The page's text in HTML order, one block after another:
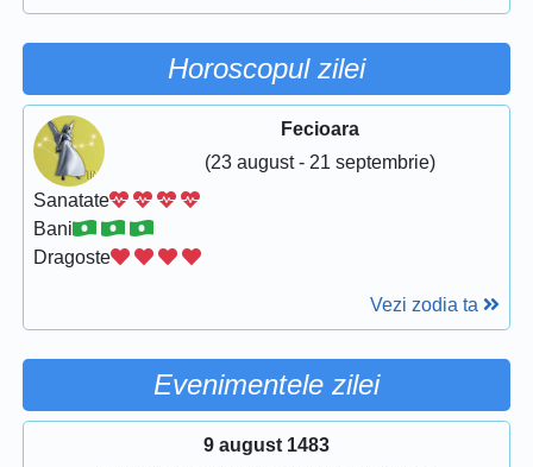
Horoscopul zilei
Fecioara
(23 august - 21 septembrie)
Sanatate
Bani
Dragoste
Vezi zodia ta
Evenimentele zilei
9 august 1483